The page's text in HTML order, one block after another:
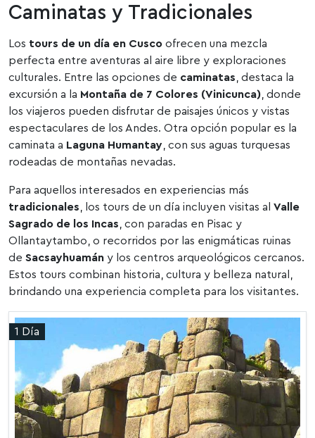
Caminatas y Tradicionales
Los tours de un día en Cusco ofrecen una mezcla
perfecta entre aventuras al aire libre y exploraciones
culturales. Entre las opciones de caminatas, destaca la
excursión a la Montaña de 7 Colores (Vinicunca), donde
los viajeros pueden disfrutar de paisajes únicos y vistas
espectaculares de los Andes. Otra opción popular es la
caminata a Laguna Humantay, con sus aguas turquesas
rodeadas de montañas nevadas.
Para aquellos interesados en experiencias más
tradicionales, los tours de un día incluyen visitas al Valle
Sagrado de los Incas, con paradas en Pisac y
Ollantaytambo, o recorridos por las enigmáticas ruinas
de Sacsayhuamán y los centros arqueológicos cercanos.
Estos tours combinan historia, cultura y belleza natural,
brindando una experiencia completa para los visitantes.
1 Día